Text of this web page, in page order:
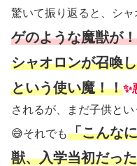
驚いて振り返ると、シ
ゲのような魔獣が
シャオロンが召喚
という使い魔！！✨
されるが、まだ子供とい
😅それでも「こんな
獣、入学当初だっ